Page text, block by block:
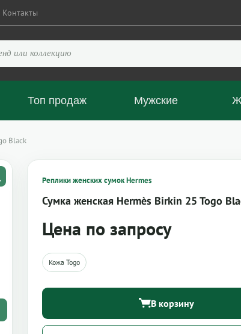
Контакты
Топ продаж Мужские
Black
Реплики женских сумок Hermes
Сумка женская Hermès Birkin 25 Togo
Цена по запросу
Кожа Togo
В корзину